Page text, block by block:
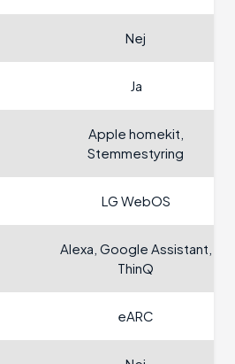
Nej
Ja
Apple homekit,
Stemmestyring
LG WebOS
Alexa, Google Assistant,
ThinQ
eARC